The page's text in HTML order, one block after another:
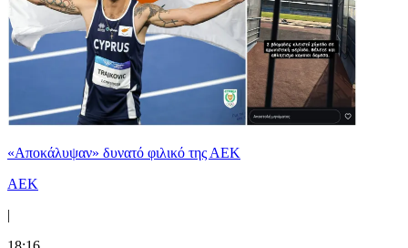
«Αποκάλυψαν» δυνατό φιλικό της ΑΕΚ
ΑΕΚ
|